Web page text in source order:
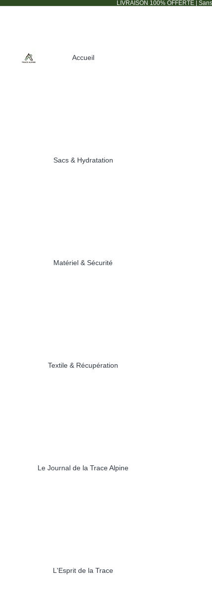
LIVRAISON 100% OFFERTE |
Accueil
Sacs & Hydratation
Matériel & Sécurité
Textile & Récupération
Le Journal de la Trace Alpine
L'Esprit de la Trace